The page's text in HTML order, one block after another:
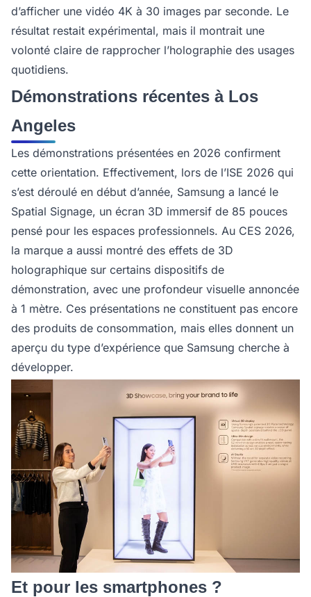
d’afficher une vidéo 4K à 30 images par seconde. Le
résultat restait expérimental, mais il montrait une
volonté claire de rapprocher l’holographie des usages
quotidiens.
Démonstrations récentes à Los
Angeles
Les démonstrations présentées en 2026 confirment
cette orientation. Effectivement, lors de l’ISE 2026 qui
s’est déroulé en début d’année, Samsung a lancé le
Spatial Signage, un écran 3D immersif de 85 pouces
pensé pour les espaces professionnels. Au CES 2026,
la marque a aussi montré des effets de 3D
holographique sur certains dispositifs de
démonstration, avec une profondeur visuelle annoncée
à 1 mètre. Ces présentations ne constituent pas encore
des produits de consommation, mais elles donnent un
aperçu du type d’expérience que Samsung cherche à
développer.
Et pour les smartphones ?